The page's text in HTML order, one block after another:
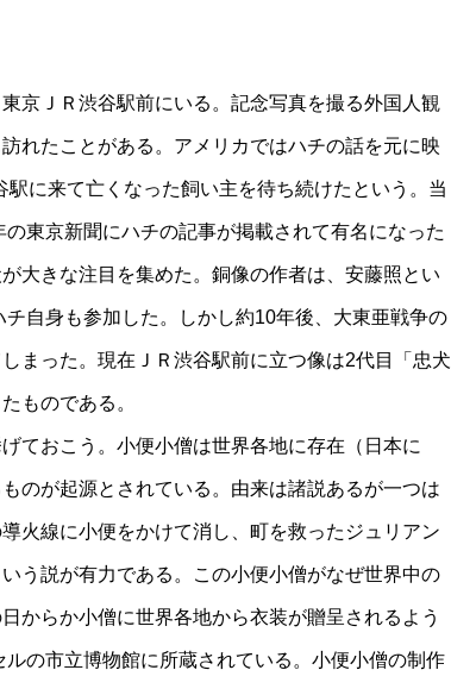
京ＪＲ渋谷駅前にいる。記念写真を撮る外国人観
れたことがある。アメリカではハチの話を元に映
に来て亡くなった飼い主を待ち続けたという。当
東京新聞にハチの記事が掲載されて有名になった
大きな注目を集めた。銅像の作者は、安藤照とい
自身も参加した。しかし約10年後、大東亜戦争の
まった。現在ＪＲ渋谷駅前に立つ像は2代目「忠犬
ものである。
ておこう。小便小僧は世界各地に存在（日本に
のが起源とされている。由来は諸説あるが一つは
火線に小便をかけて消し、町を救ったジュリアン
う説が有力である。この小便小僧がなぜ世界中の
からか小僧に世界各地から衣装が贈呈されるよう
の市立博物館に所蔵されている。小便小僧の制作